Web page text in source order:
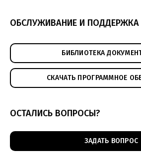
ОБСЛУЖИВАНИЕ И ПОДДЕРЖКА
БИБЛИОТЕКА
СКАЧАТЬ ПРОГРАММНОЕ
ОСТАЛИСЬ ВОПРОСЫ?
ЗАДАТЬ ВОПРОС